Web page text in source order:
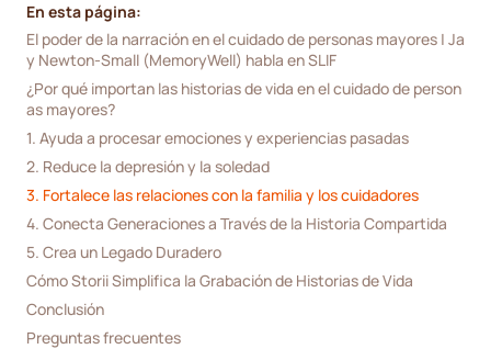
En esta página:
El poder de la narración en el cuidado de personas mayores | Ja
y Newton-Small (MemoryWell) habla en SLIF
¿Por qué importan las historias de vida en el cuidado de person
as mayores?
1. Ayuda a procesar emociones y experiencias pasadas
2. Reduce la depresión y la soledad
3. Fortalece las relaciones con la familia y los cuidadores
4. Conecta Generaciones a Través de la Historia Compartida
5. Crea un Legado Duradero
Cómo Storii Simplifica la Grabación de Historias de Vida
Conclusión
Preguntas frecuentes